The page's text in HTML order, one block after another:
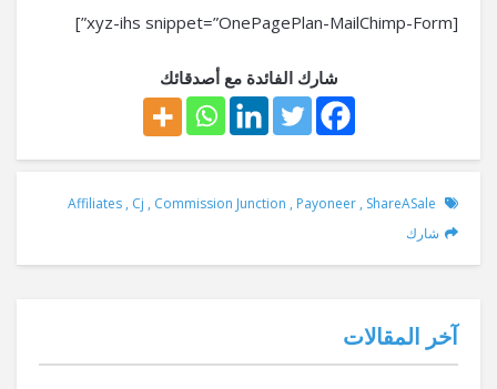
[xyz-ihs snippet=”OnePagePlan-MailChimp-Form”]
شارك الفائدة مع أصدقائك
Affiliates , Cj , Commission Junction , Payoneer , ShareASale
شارك
آخر المقالات